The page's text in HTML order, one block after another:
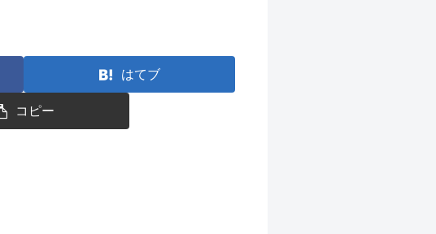
はてブ
コピー